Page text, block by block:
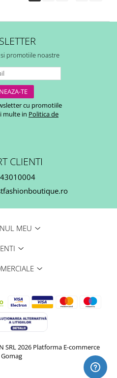
promotiile noastre
cu promotiile
multe in Politica de
CLIENTI
MEU
SRL 2026 Platforma E-commerce